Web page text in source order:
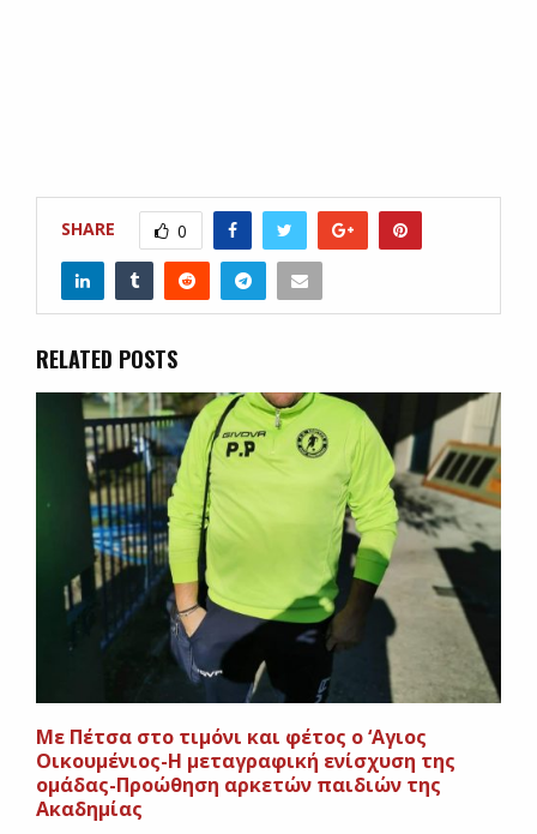
SHARE 0
RELATED POSTS
Με Πέτσα στο τιμόνι και φέτος ο ‘Αγιος
Οικουμένιος-Η μεταγραφική ενίσχυση της
ομάδας-Προώθηση αρκετών παιδιών της
Ακαδημίας